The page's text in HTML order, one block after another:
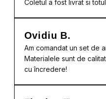
Coletul a fost livrat si
Ovidiu B.
Am comandat un set de
Materialele sunt de
cu încredere!